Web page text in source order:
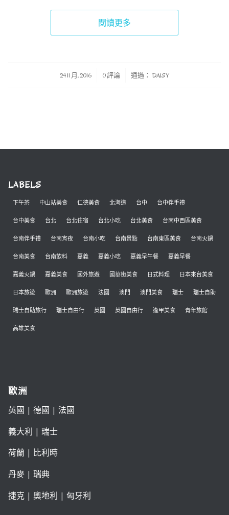
閱讀更多
24 11 月, 2016
/ 0 評論 通過： DAISY
LABELS
下午茶 中山站美食 仁德美食 北海道 台中 台中伴手禮
台中美食 台北 台北住宿 台北小吃 台北美食 台南中西區美食
台南伴手禮 台南宵夜 台南小吃 台南景點 台南東區美食 台南火鍋
台南美食 台南飲料 嘉義 嘉義小吃 嘉義早午餐 嘉義早餐
嘉義火鍋 嘉義美食 國外旅遊 國華街美食 日式料理 日本來台美食
日本旅遊 歐洲 歐洲旅遊 法國 澳門 澳門美食 瑞士 瑞士自助
瑞士自助旅行 瑞士自由行 英國 英國自由行 逢甲美食 青年旅館
高雄美食
歐洲
英國 | 德國 | 法國
義大利 | 瑞士
荷蘭| 比利時
丹麥| 瑞典
捷克| 奧地利 | 匈牙利